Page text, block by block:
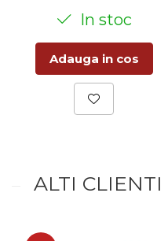
In stoc
Adauga in cos
ALTI